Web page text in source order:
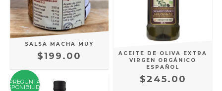
SALSA MACHA MUY
$199.00
PREGUNTA
DISPONIBILIDAD
ACEITE DE OLIVA EXTRA
VIRGEN ORGÁNICO
ESPAÑOL
$245.00